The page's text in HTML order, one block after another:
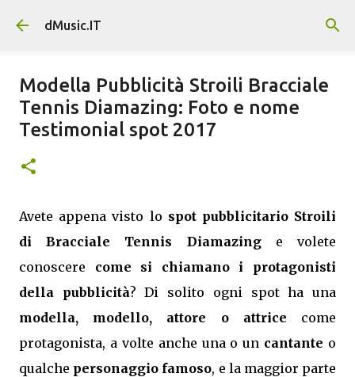
Passa ai contenuti principali
dMusic.IT
Modella Pubblicità Stroili Bracciale
Tennis Diamazing: Foto e nome
Testimonial spot 2017
Avete appena visto lo spot pubblicitario Stroili
di Bracciale Tennis Diamazinge volete
conoscere come si chiamano i protagonisti
della pubblicità? Di solito ogni spot ha una
modella, modello, attore o attrice come
protagonista, a volte anche una o un cantante o
qualche personaggio famoso, e la maggior parte